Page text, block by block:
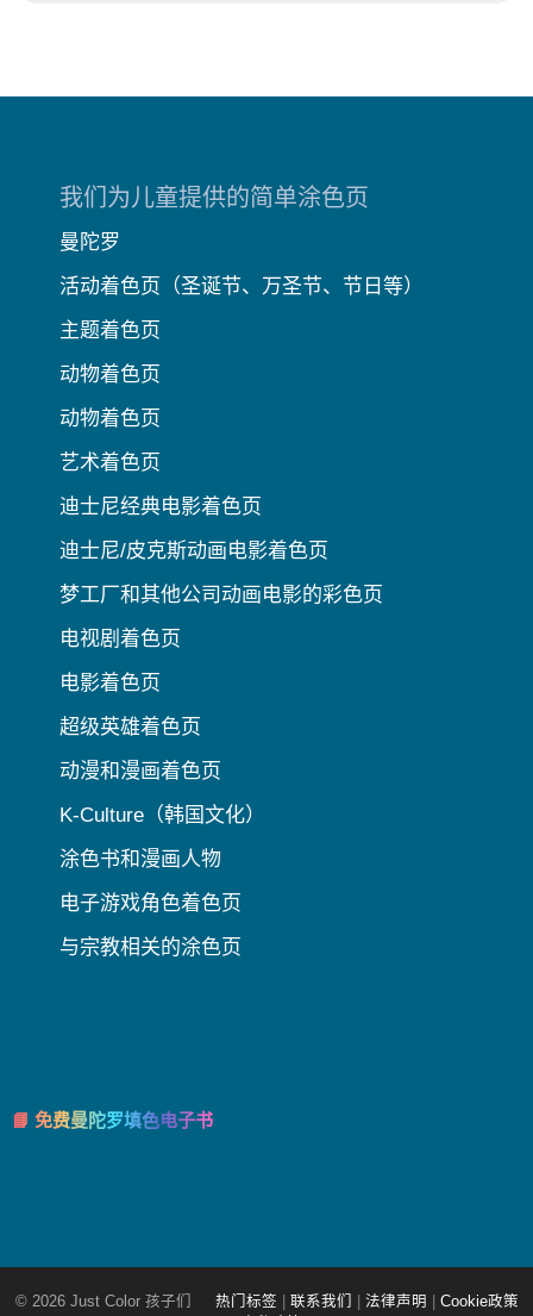
我们为儿童提供的简单涂色页
曼陀罗
活动着色页（圣诞节、万圣节、节日等）
主题着色页
动物着色页
动物着色页
艺术着色页
迪士尼经典电影着色页
迪士尼/皮克斯动画电影着色页
梦工厂和其他公司动画电影的彩色页
电视剧着色页
电影着色页
超级英雄着色页
动漫和漫画着色页
K-Culture（韩国文化）
涂色书和漫画人物
电子游戏角色着色页
与宗教相关的涂色页
📘 免费曼陀罗填色电子书
© 2026 Just Color 孩子们 热门标签 联系我们 法律声明
Cookie政策